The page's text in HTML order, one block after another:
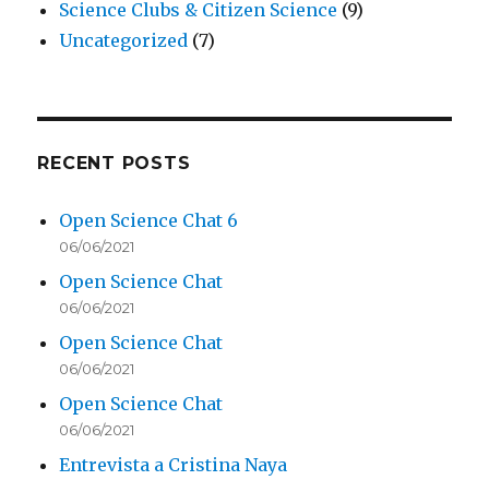
Science Clubs & Citizen Science (9)
Uncategorized (7)
RECENT POSTS
Open Science Chat 6
06/06/2021
Open Science Chat
06/06/2021
Open Science Chat
06/06/2021
Open Science Chat
06/06/2021
Entrevista a Cristina Naya